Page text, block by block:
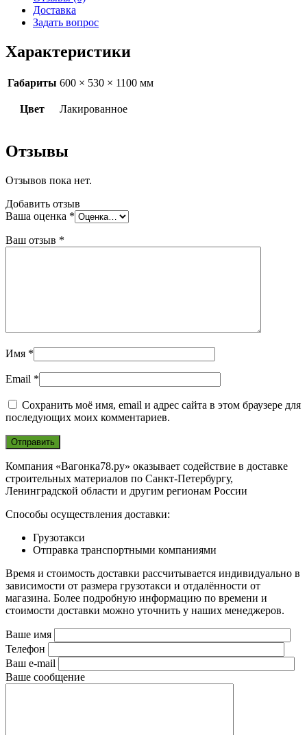
Доставка
Задать вопрос
Характеристики
Габариты 600 × 530 × 1100 мм
Цвет Лакированное
Отзывы
Отзывов пока нет.
Добавить отзыв
Ваша оценка *
Ваш отзыв *
Имя *
Email *
Сохранить моё имя, email и адрес сайта в этом браузере для
последующих моих комментариев.
Компания «Вагонка78.ру» оказывает содействие в доставке
строительных материалов по Санкт-Петербургу,
Ленинградской области и другим регионам России
Способы осуществления доставки:
Грузотакси
Отправка транспортными компаниями
Время и стоимость доставки рассчитывается индивидуально в
зависимости от размера грузотакси и отдалённости от
магазина. Более подробную информацию по времени и
стоимости доставки можно уточнить у наших менеджеров.
Ваше имя
Телефон
Ваш e-mail
Ваше сообщение